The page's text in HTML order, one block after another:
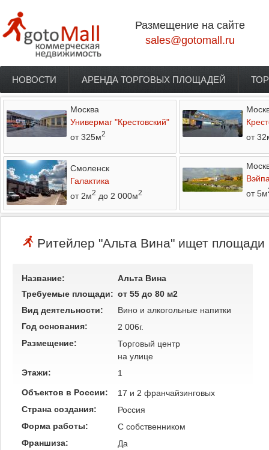
Размещение на сайте
sales@gotomall.ru
Главное меню
НОВОСТИ АРЕНДА ТОРГОВЫХ ПЛОЩАДЕЙ
Москва
Универмаг "Крестовский"
от 325м2
от
Смоленск
Галактика
от 2м2 до 2 000м2
от 5м
Ритейлер "Альта Вина" ищет
Название:
Альта Вина
Требуемые площади: от 55 до 80 м2
Вид деятельности:
Вино и алкогольные напитки
Год основания:
2 006г.
Размещение:
Торговый центр
на улице
Этажи:
1
Объектов в России:
17 и 2 франчайзинговых
Страна создания:
Россия
Форма работы:
C собственником
Франшиза:
Да